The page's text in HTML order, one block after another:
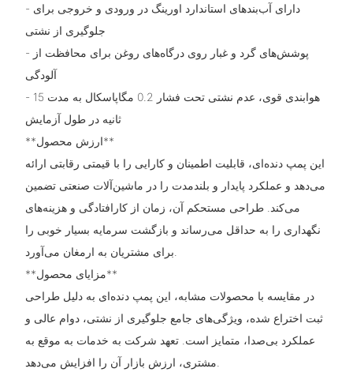
- دارای آب‌بندهای استاندارد اورینگ در ورودی و خروجی برای
جلوگیری از نشتی
- پوشش‌های گرد و غبار روی درگاه‌های روغن برای محافظت از
آلودگی
- هوابندی قوی، عدم نشتی تحت فشار 0.2 مگاپاسکال به مدت 15
ثانیه در طول آزمایش
**ارزش محصول**
این پمپ دنده‌ای، قابلیت اطمینان و کارایی را با قیمتی رقابتی ارائه
می‌دهد و عملکرد پایدار و بلندمدت را در ماشین‌آلات صنعتی تضمین
می‌کند. طراحی مستحکم آن، زمان از کارافتادگی و هزینه‌های
نگهداری را به حداقل می‌رساند و بازگشت سرمایه بسیار خوبی را
**مزایای محصول**
در مقایسه با محصولات مشابه، این پمپ دنده‌ای به دلیل طراحی
ثبت اختراع شده، ویژگی‌های جامع جلوگیری از نشتی، دوام عالی و
عملکرد بی‌صدا، متمایز است. تعهد شرکت به خدمات به موقع به